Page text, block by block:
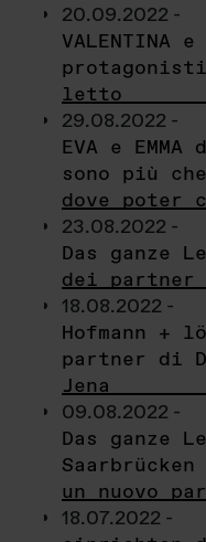
20.09.2022 -
VALENTINA
letto
29.08.2022 -
EVA e
sono più
dove poter
23.08.2022 -
Das ganze
dei
18.08.2022 -
Hofmann +
partner di
Jena
09.08.2022 -
Das ganze
un nuovo
18.07.2022 -